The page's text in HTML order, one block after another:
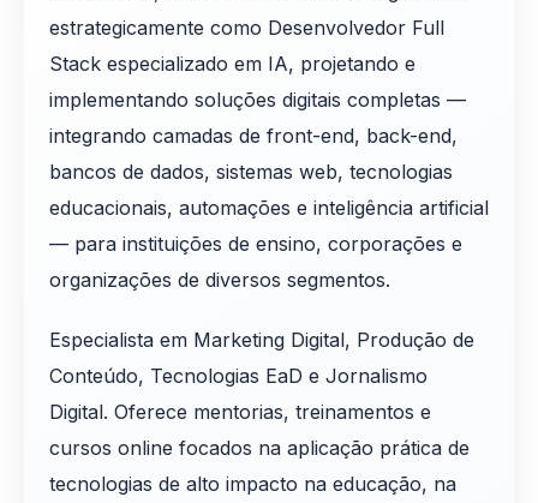
estrategicamente como Desenvolvedor Full
Stack especializado em IA, projetando e
implementando soluções digitais completas —
integrando camadas de front-end, back-end,
bancos de dados, sistemas web, tecnologias
educacionais, automações e inteligência artificial
— para instituições de ensino, corporações e
organizações de diversos segmentos.
Especialista em Marketing Digital, Produção de
Conteúdo, Tecnologias EaD e Jornalismo
Digital. Oferece mentorias, treinamentos e
cursos online focados na aplicação prática de
tecnologias de alto impacto na educação, na